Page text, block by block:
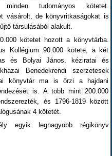
minden tudományos kötetet.
vásárolt, de könyvritkaságokat is
társulásából alakult.
kötetet hozott a könyvtárba.
Kollégium 90.000 kötete, a két
és Bolyai János, kéziratai és
Benedekrendi szerzetesek
könyvtár ma is őrzi a hajdani
is. A több mint 200.000
és 1796-1819 között
4 kötetét.
egyik legnagyobb régikönyv